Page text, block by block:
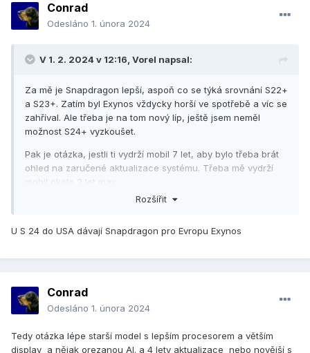
Conrad
Odesláno 1. února 2024
V 1. 2. 2024 v 12:16, Vorel napsal:
Za mě je Snapdragon lepší, aspoň co se týká srovnání S22+
a S23+. Zatím byl Exynos vždycky horší ve spotřebě a víc se
zahříval. Ale třeba je na tom nový líp, ještě jsem neměl
možnost S24+ vyzkoušet.
Pak je otázka, jestli ti vydrží mobil 7 let, aby bylo třeba brát
ohled na zaručené aktualizace systému. Třeba mě vydrží
mobil okolo 3 let max.
AI těžko říct, když nejsou informace o rozdílu.
Rozšířit
U S 24 do USA dávají Snapdragon pro Evropu Exynos
Conrad
Odesláno 1. února 2024
Tedy otázka lépe starší model s lepším procesorem a větším
display a nějak orezanou AI. a 4 lety aktualizace nebo novější s